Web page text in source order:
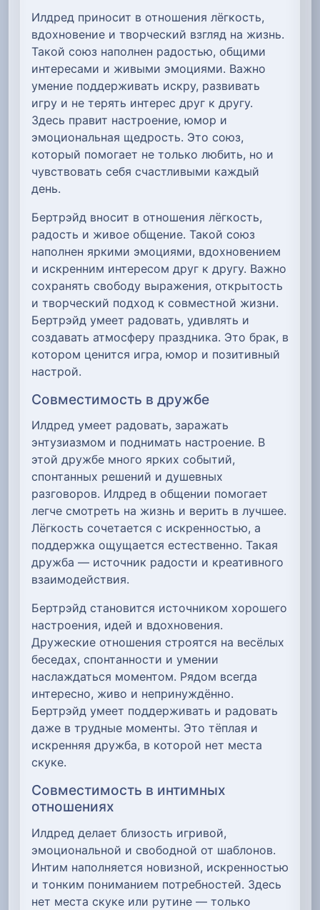
Илдред приносит в отношения лёгкость,
вдохновение и творческий взгляд на жизнь.
Такой союз наполнен радостью, общими
интересами и живыми эмоциями. Важно
умение поддерживать искру, развивать
игру и не терять интерес друг к другу.
Здесь правит настроение, юмор и
эмоциональная щедрость. Это союз,
который помогает не только любить, но и
чувствовать себя счастливыми каждый
день.
Бертрэйд вносит в отношения лёгкость,
радость и живое общение. Такой союз
наполнен яркими эмоциями, вдохновением
и искренним интересом друг к другу. Важно
сохранять свободу выражения, открытость
и творческий подход к совместной жизни.
Бертрэйд умеет радовать, удивлять и
создавать атмосферу праздника. Это брак, в
котором ценится игра, юмор и позитивный
настрой.
Совместимость в дружбе
Илдред умеет радовать, заражать
энтузиазмом и поднимать настроение. В
этой дружбе много ярких событий,
спонтанных решений и душевных
разговоров. Илдред в общении помогает
легче смотреть на жизнь и верить в лучшее.
Лёгкость сочетается с искренностью, а
поддержка ощущается естественно. Такая
дружба — источник радости и креативного
взаимодействия.
Бертрэйд становится источником хорошего
настроения, идей и вдохновения.
Дружеские отношения строятся на весёлых
беседах, спонтанности и умении
наслаждаться моментом. Рядом всегда
интересно, живо и непринуждённо.
Бертрэйд умеет поддерживать и радовать
даже в трудные моменты. Это тёплая и
искренняя дружба, в которой нет места
скуке.
Совместимость в интимных
отношениях
Илдред делает близость игривой,
эмоциональной и свободной от шаблонов.
Интим наполняется новизной, искренностью
и тонким пониманием потребностей. Здесь
нет места скуке или рутине — только